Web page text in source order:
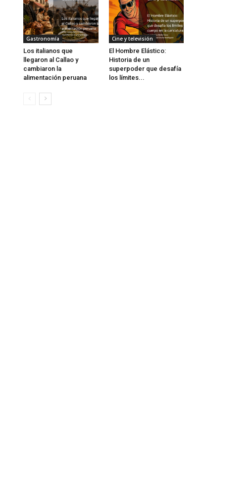
Gastronomía
Los italianos que
llegaron al Callao y
cambiaron la
alimentación peruana
Cine y televisión
El Hombre Elástico:
Historia de un
superpoder que desafía
los límites...